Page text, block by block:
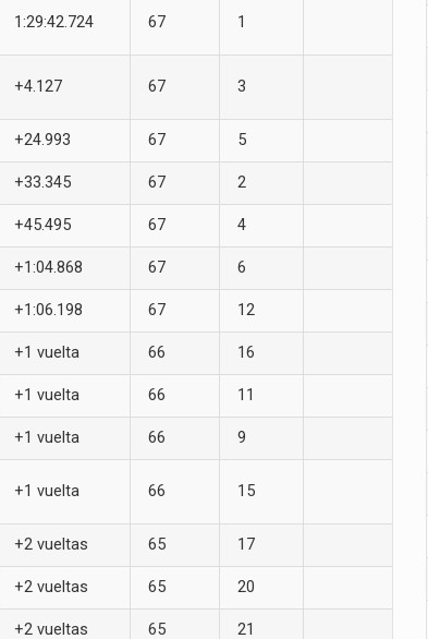
1:29:42.724 67 1
+4.127 67 3
+24.993 67 5
+33.345 67 2
+45.495 67 4
+1:04.868 67 6
+1:06.198 67 12
+1 vuelta 66 16
+1 vuelta 66 11
+1 vuelta 66 9
+1 vuelta 66 15
+2 vueltas 65 17
+2 vueltas 65 20
+2 vueltas 65 21